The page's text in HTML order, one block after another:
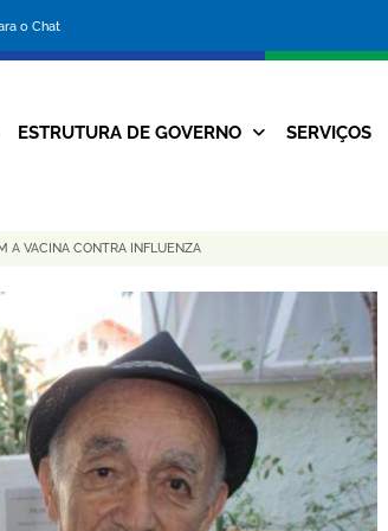
o Chat
da
Prefeitura
Navegação
ESTRUTURA DE GOVERNO SERVIÇOS
A VACINA CONTRA INFLUENZA